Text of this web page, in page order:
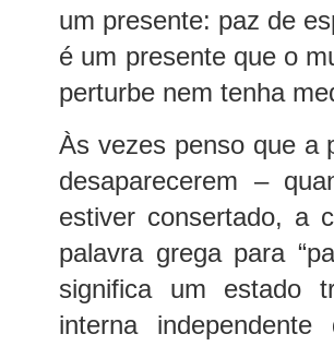
um presente: paz de
é um presente que o
perturbe nem tenha
Às vezes penso que a
desaparecerem –
estiver consertado, a
palavra grega para
significa um estado
interna